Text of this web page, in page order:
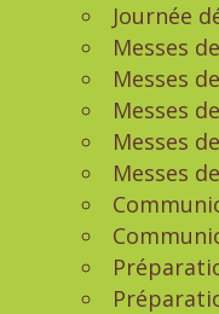
Journée
Messes
Messes
Messes
Messes
Messes